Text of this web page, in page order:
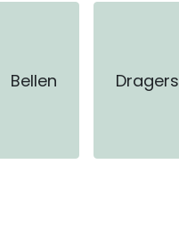
Bellen Dragers